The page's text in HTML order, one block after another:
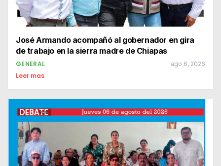
José Armando acompañó al gobernador en gira
de trabajo en la sierra madre de Chiapas
GENERAL ago 6, 2026
Leer mas